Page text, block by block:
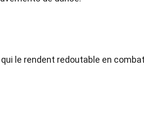
le rendent redoutable en